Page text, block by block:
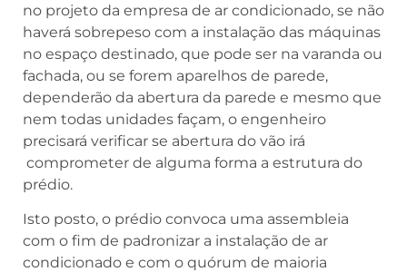
no projeto da empresa de ar condicionado, se não
haverá sobrepeso com a instalação das máquinas
no espaço destinado, que pode ser na varanda ou
fachada, ou se forem aparelhos de parede,
dependerão da abertura da parede e mesmo que
nem todas unidades façam, o engenheiro
precisará verificar se abertura do vão irá
comprometer de alguma forma a estrutura do
prédio.
Isto posto, o prédio convoca uma assembleia
com o fim de padronizar a instalação de ar
condicionado e com o quórum de maioria